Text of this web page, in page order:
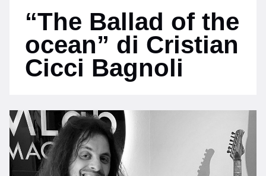
“The Ballad of the
ocean” di Cristian
Cicci Bagnoli